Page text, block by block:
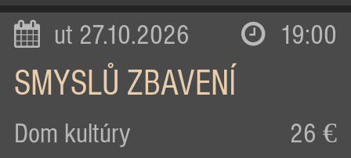
ut 27.10.2026 19:00
SMYSLŮ ZBAVENÍ
Dom kultúry 26 €